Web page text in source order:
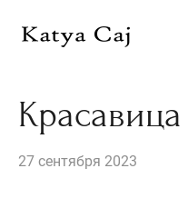
27 сентября 2023